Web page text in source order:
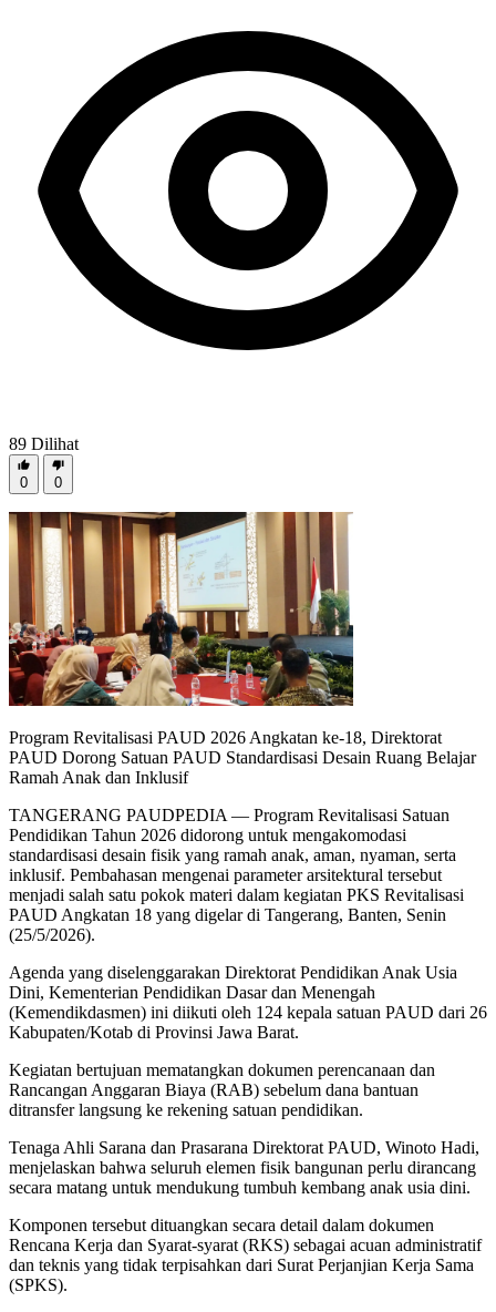
89 Dilihat
0 0
Program Revitalisasi PAUD 2026 Angkatan ke-18, Direktorat
PAUD Dorong Satuan PAUD Standardisasi Desain Ruang Belajar
Ramah Anak dan Inklusif
TANGERANG PAUDPEDIA — Program Revitalisasi Satuan
Pendidikan Tahun 2026 didorong untuk mengakomodasi
standardisasi desain fisik yang ramah anak, aman, nyaman, serta
inklusif. Pembahasan mengenai parameter arsitektural tersebut
menjadi salah satu pokok materi dalam kegiatan PKS Revitalisasi
PAUD Angkatan 18 yang digelar di Tangerang, Banten, Senin
(25/5/2026).
Agenda yang diselenggarakan Direktorat Pendidikan Anak Usia
Dini, Kementerian Pendidikan Dasar dan Menengah
(Kemendikdasmen) ini diikuti oleh 124 kepala satuan PAUD dari 26
Kabupaten/Kotab di Provinsi Jawa Barat.
Kegiatan bertujuan mematangkan dokumen perencanaan dan
Rancangan Anggaran Biaya (RAB) sebelum dana bantuan
ditransfer langsung ke rekening satuan pendidikan.
Tenaga Ahli Sarana dan Prasarana Direktorat PAUD, Winoto Hadi,
menjelaskan bahwa seluruh elemen fisik bangunan perlu dirancang
secara matang untuk mendukung tumbuh kembang anak usia dini.
Komponen tersebut dituangkan secara detail dalam dokumen
Rencana Kerja dan Syarat-syarat (RKS) sebagai acuan administratif
dan teknis yang tidak terpisahkan dari Surat Perjanjian Kerja Sama
(SPKS).